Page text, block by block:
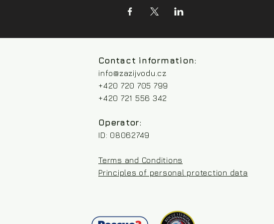
Contact information:
info@zazijvodu.cz
+420 720 705 799
+420 721 556 342
Operator:
ID: 08062749
Terms and Conditions
Principles of personal protection data